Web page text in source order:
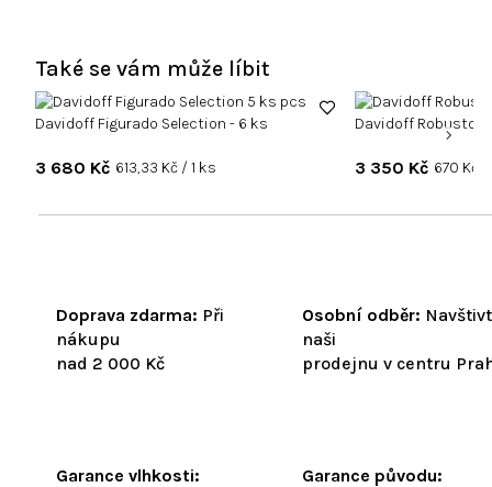
Doprava zdarma: Při
nákupu
nad 2 000 Kč
Osobní odběr:
naši
prodejnu v centru
Garance vlhkosti:
Garance původu:
Také se vám může líbit
Davidoff Figurado Selection - 6 ks
3 680 Kč Měrná
613,33 Kč / 1 ks
Davidoff Robusto
3 350 Kč Měrná
670 Kč /